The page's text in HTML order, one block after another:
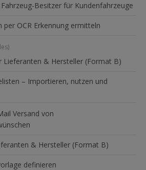
Besitzer für Kundenfahrzeuge
per OCR Erkennung ermitteln
Lieferanten & Hersteller (Format B)
– Importieren, nutzen und
Versand von
& Hersteller (Format B)
definieren